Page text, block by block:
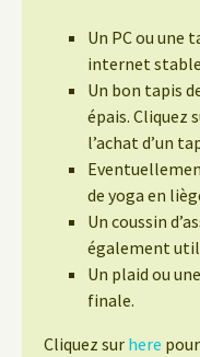
Un PC ou une
internet
Un bon tapis
épais. Cliquez
l’achat d’un
de yoga en
Un coussin
également
Un plaid ou
finale.
Cliquez sur here